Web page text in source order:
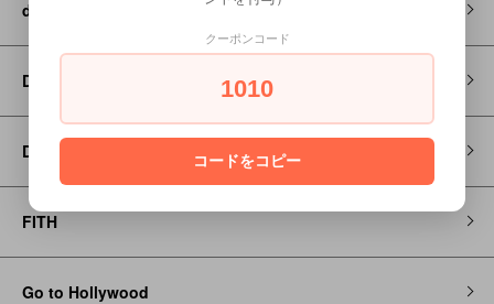
decorate
DENIM DUNGAREE
Dr MARTENS
FITH
Go to Hollywood
クーポンコード
1010
コードをコピー